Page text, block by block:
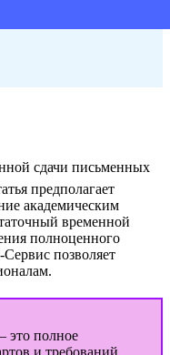
сдачи письменных
предполагает
академическим
временной
полноценного
позволяет
– это полное
и требований